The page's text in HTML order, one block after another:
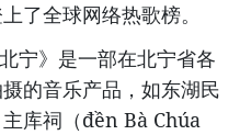
了全球网络热歌榜。
宁》是一部在北宁省各
的音乐产品，如东湖民
库祠（đền Bà Chúa